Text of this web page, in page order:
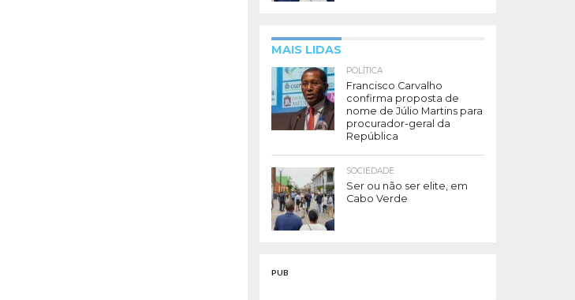
MAIS LIDAS
POLÍTICA
Francisco Carvalho
confirma proposta de
nome de Júlio Martins para
procurador-geral da
República
SOCIEDADE
Ser ou não ser elite, em
Cabo Verde
PUB